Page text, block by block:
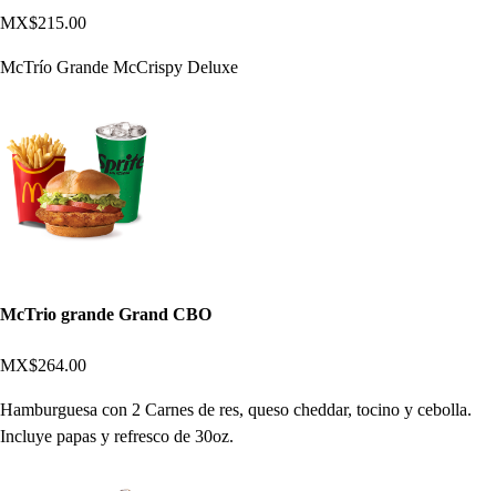
MX$215.00
McTrío Grande McCrispy Deluxe
McTrio grande Grand CBO
MX$264.00
Hamburguesa con 2 Carnes de res, queso cheddar, tocino y cebolla.
Incluye papas y refresco de 30oz.